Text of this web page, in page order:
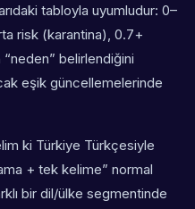
tabloyla uyumludur: 0–
risk (karantina), 0.7+
“neden” belirlendiğini
eşik güncellemelerinde
ki Türkiye Türkçesiyle
+ tek kelime” normal
bir dil/ülke segmentinde